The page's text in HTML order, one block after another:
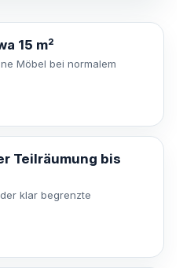
15 m²
Möbel bei normalem
Teilräumung bis
klar begrenzte